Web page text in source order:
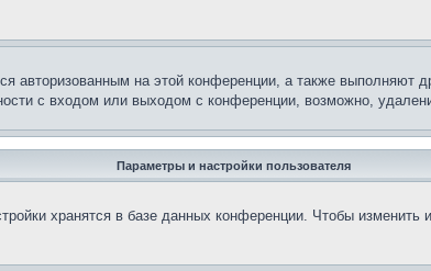
авторизованным на этой конференции, а также выполняют
с входом или выходом с конференции, возможно,
Параметры и настройки пользователя
хранятся в базе данных конференции. Чтобы изменить